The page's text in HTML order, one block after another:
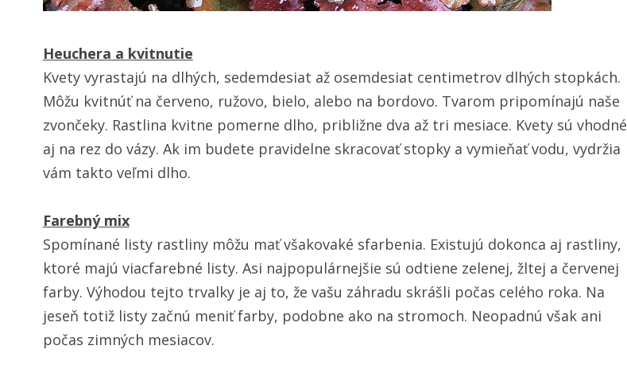
Heuchera a kvitnutie
Kvety vyrastajú na dlhých, sedemdesiat až osemdesiat centimetrov dlhých stopkách.
Môžu kvitnúť na červeno, ružovo, bielo, alebo na bordovo. Tvarom pripomínajú naše
zvončeky. Rastlina kvitne pomerne dlho, približne dva až tri mesiace. Kvety sú vhodné
aj na rez do vázy. Ak im budete pravidelne skracovať stopky a vymieňať vodu, vydržia
vám takto veľmi dlho.
Farebný mix
Spomínané listy rastliny môžu mať všakovaké sfarbenia. Existujú dokonca aj rastliny,
ktoré majú viacfarebné listy. Asi najpopulárnejšie sú odtiene zelenej, žltej a červenej
farby. Výhodou tejto trvalky je aj to, že vašu záhradu skrášli počas celého roka. Na
jeseň totiž listy začnú meniť farby, podobne ako na stromoch. Neopadnú však ani
počas zimných mesiacov.